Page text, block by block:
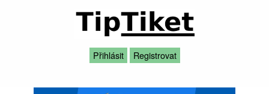
Přihlásit Registrovat